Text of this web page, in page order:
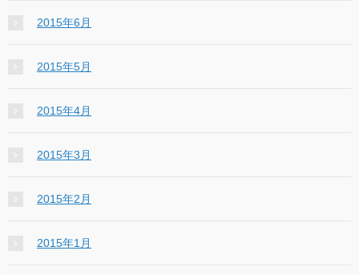
2015年6月
2015年5月
2015年4月
2015年3月
2015年2月
2015年1月